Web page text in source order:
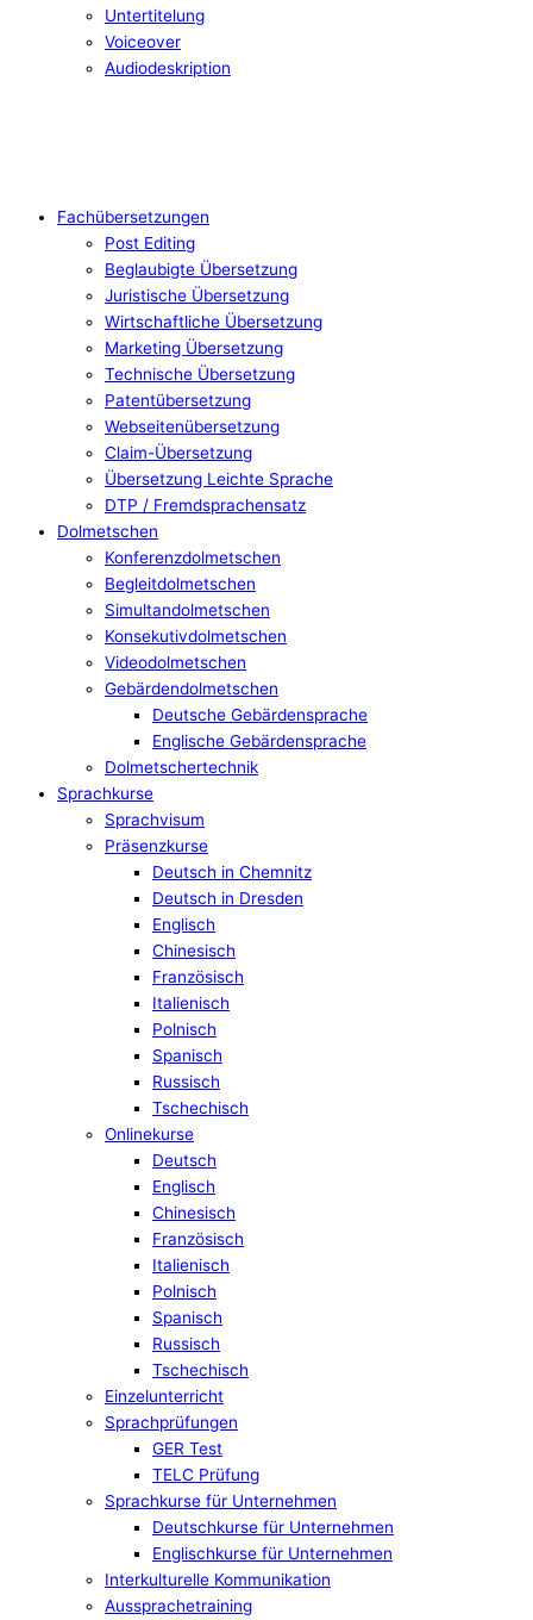
Untertitelung
Voiceover
Audiodeskription
Fachübersetzungen
Post Editing
Beglaubigte Übersetzung
Juristische Übersetzung
Wirtschaftliche Übersetzung
Marketing Übersetzung
Technische Übersetzung
Patentübersetzung
Webseitenübersetzung
Claim-Übersetzung
Übersetzung Leichte Sprache
DTP / Fremdsprachensatz
Dolmetschen
Konferenzdolmetschen
Begleitdolmetschen
Simultandolmetschen
Konsekutivdolmetschen
Videodolmetschen
Gebärdendolmetschen
Deutsche Gebärdensprache
Englische Gebärdensprache
Dolmetschertechnik
Sprachkurse
Sprachvisum
Präsenzkurse
Deutsch in Chemnitz
Deutsch in Dresden
Englisch
Chinesisch
Französisch
Italienisch
Polnisch
Spanisch
Russisch
Tschechisch
Onlinekurse
Deutsch
Englisch
Chinesisch
Französisch
Italienisch
Polnisch
Spanisch
Russisch
Tschechisch
Einzelunterricht
Sprachprüfungen
GER Test
TELC Prüfung
Sprachkurse für Unternehmen
Deutschkurse für Unternehmen
Englischkurse für Unternehmen
Interkulturelle Kommunikation
Aussprachetraining